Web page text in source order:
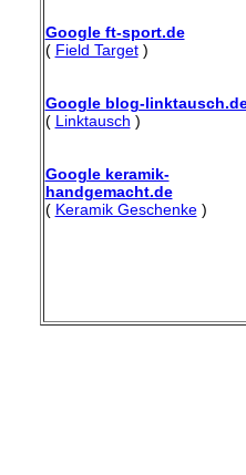
Google ft-sport.de
( Field Target)
Google blog-
( Linktausch )
Google keramik-
handgemacht.de
( Keramik Geschenke)